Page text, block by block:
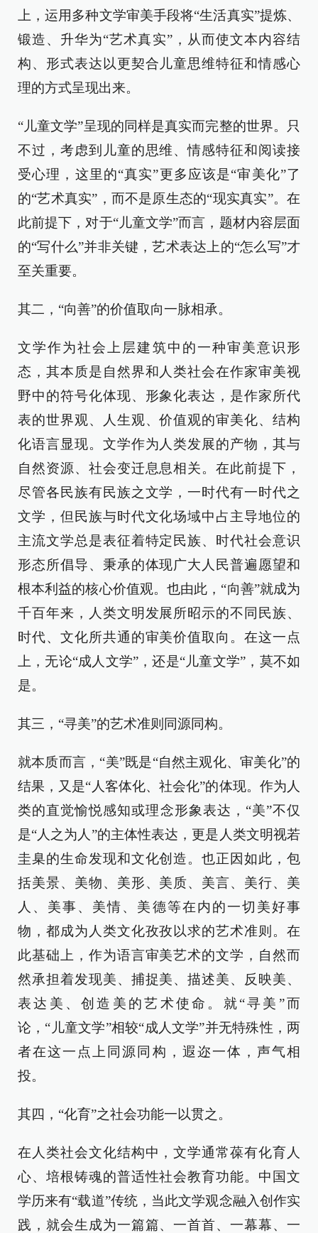
上，运用多种文学审美手段将“生活真实”提炼、
锻造、升华为“艺术真实”，从而使文本内容结
构、形式表达以更契合儿童思维特征和情感心
理的方式呈现出来。
“儿童文学”呈现的同样是真实而完整的世界。只
不过，考虑到儿童的思维、情感特征和阅读接
受心理，这里的“真实”更多应该是“审美化”了
的“艺术真实”，而不是原生态的“现实真实”。在
此前提下，对于“儿童文学”而言，题材内容层面
的“写什么”并非关键，艺术表达上的“怎么写”才
至关重要。
其二，“向善”的价值取向一脉相承。
文学作为社会上层建筑中的一种审美意识形
态，其本质是自然界和人类社会在作家审美视
野中的符号化体现、形象化表达，是作家所代
表的世界观、人生观、价值观的审美化、结构
化语言显现。文学作为人类发展的产物，其与
自然资源、社会变迁息息相关。在此前提下，
尽管各民族有民族之文学，一时代有一时代之
文学，但民族与时代文化场域中占主导地位的
主流文学总是表征着特定民族、时代社会意识
形态所倡导、秉承的体现广大人民普遍愿望和
根本利益的核心价值观。也由此，“向善”就成为
千百年来，人类文明发展所昭示的不同民族、
时代、文化所共通的审美价值取向。在这一点
上，无论“成人文学”，还是“儿童文学”，莫不如
是。
其三，“寻美”的艺术准则同源同构。
就本质而言，“美”既是“自然主观化、审美化”的
结果，又是“人客体化、社会化”的体现。作为人
类的直觉愉悦感知或理念形象表达，“美”不仅
是“人之为人”的主体性表达，更是人类文明视若
圭臬的生命发现和文化创造。也正因如此，包
括美景、美物、美形、美质、美言、美行、美
人、美事、美情、美德等在内的一切美好事
物，都成为人类文化孜孜以求的艺术准则。在
此基础上，作为语言审美艺术的文学，自然而
然承担着发现美、捕捉美、描述美、反映美、
表达美、创造美的艺术使命。就“寻美”而
论，“儿童文学”相较“成人文学”并无特殊性，两
者在这一点上同源同构，遐迩一体，声气相
投。
其四，“化育”之社会功能一以贯之。
在人类社会文化结构中，文学通常葆有化育人
心、培根铸魂的普适性社会教育功能。中国文
学历来有“载道”传统，当此文学观念融入创作实
践，就会生成为一篇篇、一首首、一幕幕、一